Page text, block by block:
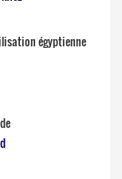
égyptienne